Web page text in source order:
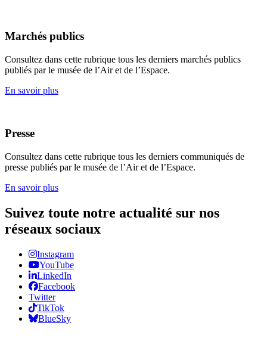
Marchés publics
Consultez dans cette rubrique tous les derniers marchés publics
publiés par le musée de l’Air et de l’Espace.
En savoir plus
Presse
Consultez dans cette rubrique tous les derniers communiqués de
presse publiés par le musée de l’Air et de l’Espace.
En savoir plus
Suivez toute notre actualité sur nos
réseaux sociaux
Instagram
YouTube
LinkedIn
Facebook
Twitter
TikTok
BlueSky